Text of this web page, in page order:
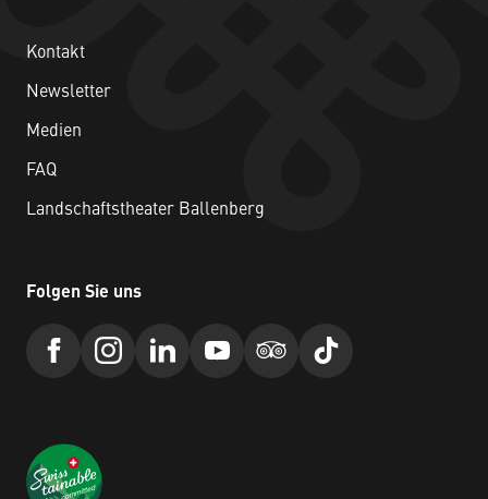
Kontakt
Newsletter
Medien
FAQ
Landschaftstheater Ballenberg
Folgen Sie uns